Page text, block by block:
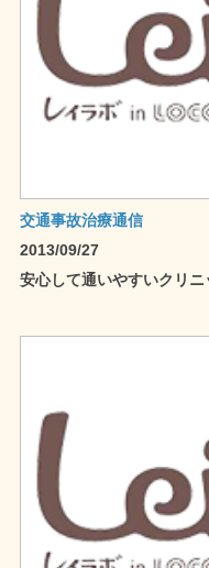
交通事故治療通信
2013/09/27
安心して通いやすいクリ